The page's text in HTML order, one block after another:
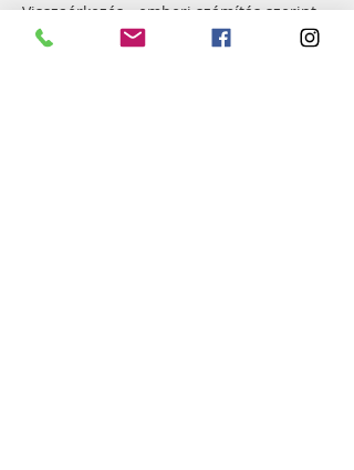
Visszaérkezés - emberi számítás szerint -
kb. 13-14 óra tájékán.